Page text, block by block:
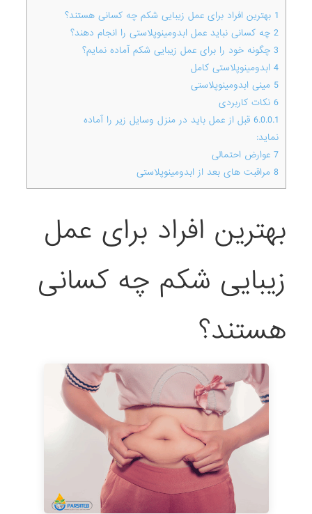
1 بهترین افراد برای عمل زیبایی شکم چه کسانی هستند؟
2 چه کسانی نباید عمل ابدومینوپلاستی را انجام دهند؟
3 چگونه خود را برای عمل زیبایی شکم آماده نمایم؟
4 ابدومینوپلاستی کامل
5 مینی‌ ابدومینوپلاستی
6 نکات کاربردی
6.0.0.1 قبل از عمل باید در منزل وسایل زیر را آماده
نماید:
7 عوارض احتمالی
8 مراقبت های بعد از ابدومینوپلاستی
بهترین افراد برای عمل
زیبایی شکم چه کسانی
هستند؟